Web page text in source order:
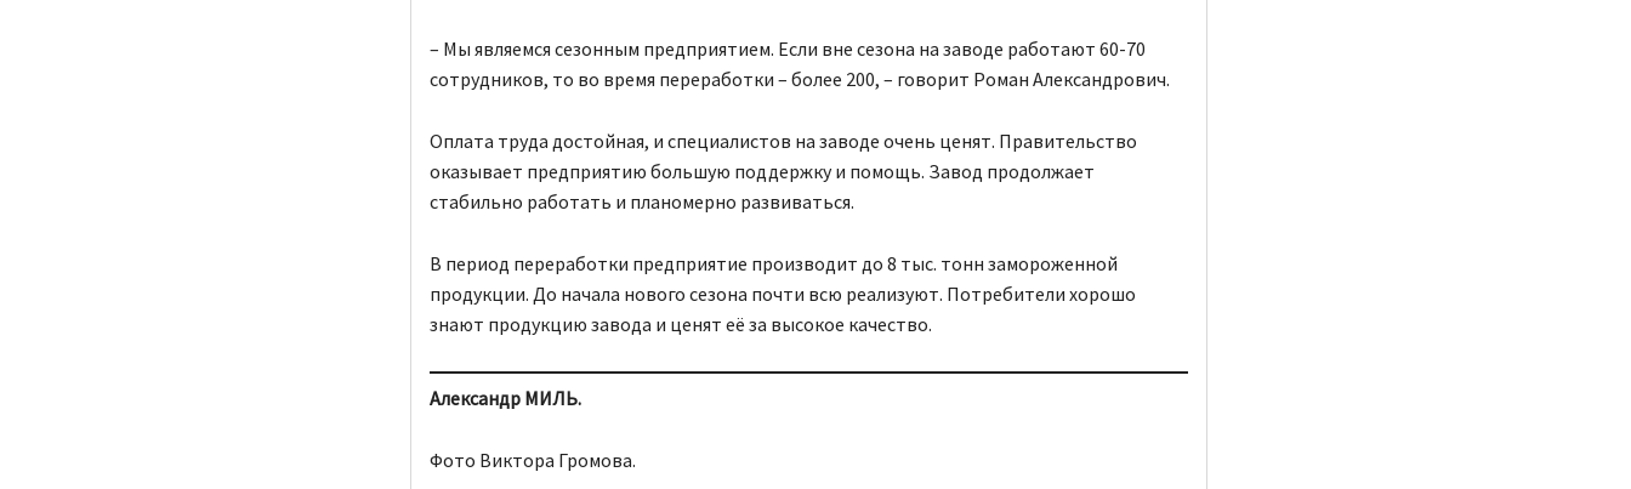
– Мы являемся сезонным предприятием. Если вне сезона на заводе работают 60-70
сотрудников, то во время переработки – более 200, – говорит Роман Александрович.
Оплата труда достойная, и специалистов на заводе очень ценят. Правительство
оказывает предприятию большую поддержку и помощь. Завод продолжает
стабильно работать и планомерно развиваться.
В период переработки предприятие производит до 8 тыс. тонн замороженной
продукции. До начала нового сезона почти всю реализуют. Потребители хорошо
знают продукцию завода и ценят её за высокое качество.
Александр МИЛЬ.
Фото Виктора Громова.